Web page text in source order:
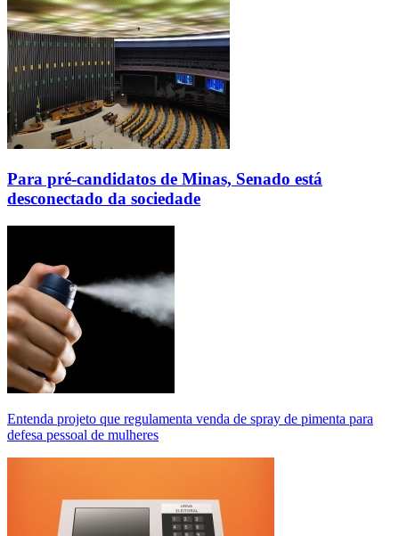
Para pré-candidatos de Minas, Senado está
desconectado da sociedade
Entenda projeto que regulamenta venda de spray de pimenta para
defesa pessoal de mulheres